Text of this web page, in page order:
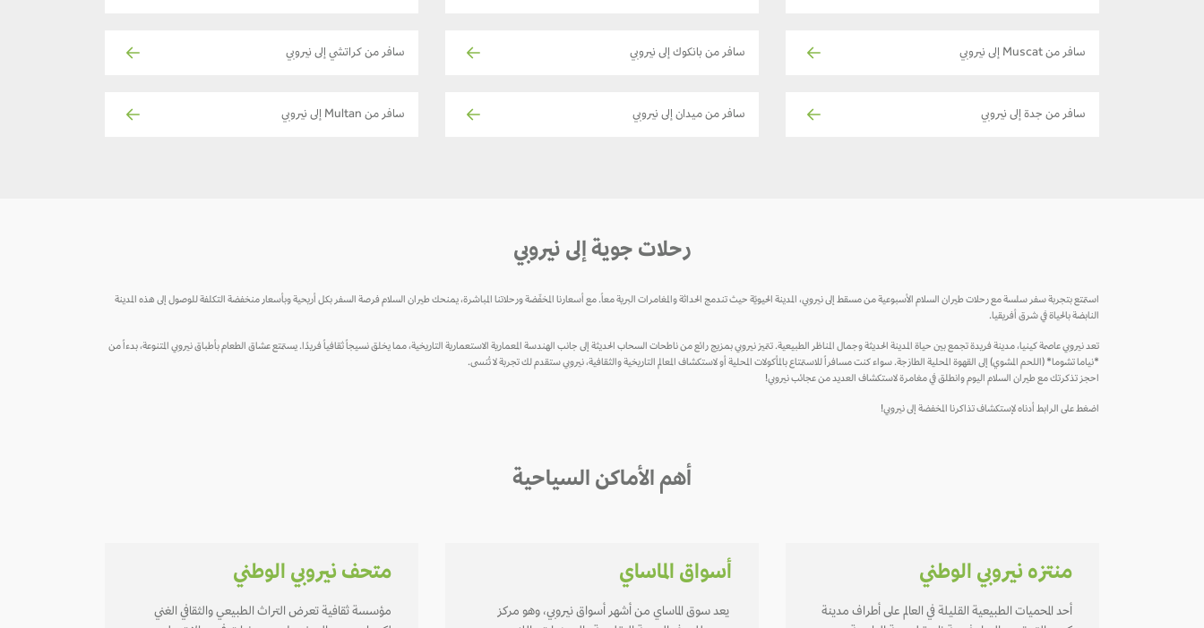
سافر من Muscat إلى نيروبي سافر من بانكوك إلى نيروبي سافر من كراتشي إلى نيروبي
سافر من جدة إلى نيروبي سافر من ميدان إلى نيروبي سافر من Multan إلى نيروبي
رحلات جوية إلى نيروبي
استمتع بتجربة سفر سلسة مع رحلات طيران السلام الأسبوعية من مسقط إلى نيروبي، المدينة الحيويّة حيث تندمج الحداثة والمغامرات البرية معاً. مع أسعارنا المخفّضة ورحلاتنا المباشرة، يمنحك طيران السلام فرصة السفر بكل أريحية وبأسعار منخفضة التكلفة للوصول إلى هذه المدينة
النابضة بالحياة في شرق أفريقيا.
تعد نيروبي عاصمة كينيا، مدينة فريدة تجمع بين حياة المدينة الحديثة وجمال المناظر الطبيعية. تتميز نيروبي بمزيج رائع من ناطحات السحاب الحديثة إلى جانب الهندسة المعمارية الاستعمارية التاريخية، مما يخلق نسيجاً ثقافياً فريدًا. يستمتع عشاق الطعام بأطباق نيروبي المتنوعة، بدءاً من
*نياما تشوما* (اللحم المشوي) إلى القهوة المحلية الطازجة. سواء كنت مسافراً للاستمتاع بالمأكولات المحلية أو لاستكشاف المعالم التاريخية والثقافية، نيروبي ستقدم لك تجربة لا تُنسى.
احجز تذكرتك مع طيران السلام اليوم وانطلق في مغامرة لاستكشاف العديد من عجائب نيروبي!
اضغط على الرابط أدناه لإستكشاف تذاكرنا المخفضة إلى نيروبي!
أهم الأماكن السياحية
منتزه نيروبي الوطني
أحد المحميات الطبيعية القليلة في العالم على أطراف مدينة
أسواق الماساي
يعد سوق الماساي من أشهر أسواق نيروبي، وهو مركز
متحف نيروبي الوطني
مؤسسة ثقافية تعرض التراث الطبيعي والثقافي الغني